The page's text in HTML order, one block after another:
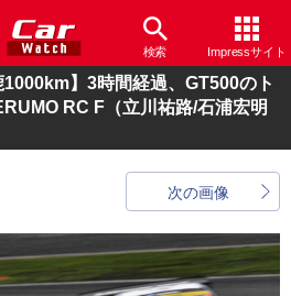
検索 Impressサイト
1000km】3時間経過、GT500のト
RC F（立川祐路/石浦宏明
次の画像